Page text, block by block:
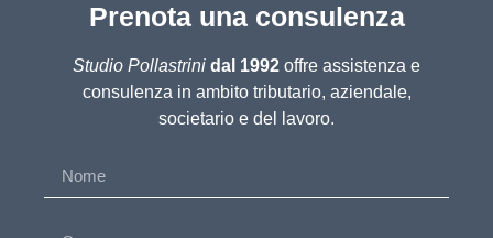
Prenota una consulenza
Studio Pollastrini dal 1992 offre assistenza e
consulenza in ambito tributario, aziendale,
societario e del lavoro.